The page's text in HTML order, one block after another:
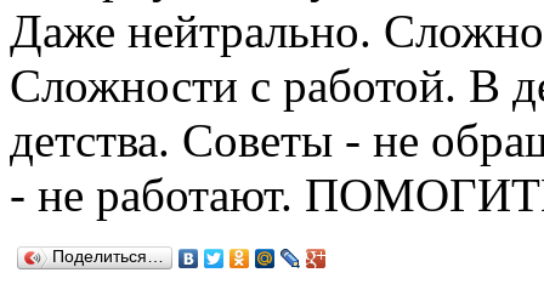
Даже нейтрально.
Сложности с работой. В
детства. Советы - не
- не работают.
Поделиться…